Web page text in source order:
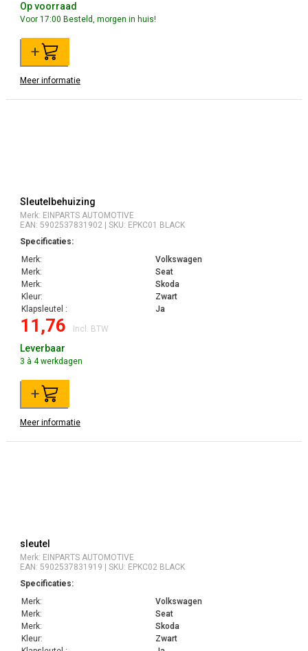
Op voorraad
Voor 17:00 Besteld, morgen in huis!
+
Meer informatie
Sleutelbehuizing
Merk: EINPARTS AUTOMOTIVE
EAN: 5902537831902 | SKU: EPKC01 BLACK
Specificaties:
Merk:
Volkswagen
Merk:
Seat
Merk:
Skoda
Kleur:
Zwart
Klapsleutel :
Ja
11,76 Incl. BTW
Leverbaar
3 à 4 werkdagen
+
Meer informatie
sleutel
Merk: EINPARTS AUTOMOTIVE
EAN: 5902537831919 | SKU: EPKC02 BLACK
Specificaties:
Merk:
Volkswagen
Merk:
Seat
Merk:
Skoda
Kleur:
Zwart